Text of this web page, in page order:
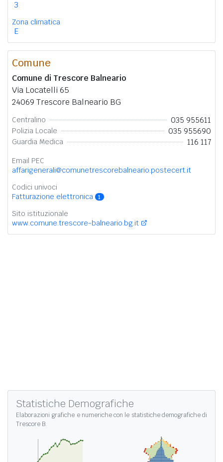
3
Zona climatica
E
Comune
Comune di Trescore Balneario
Via Locatelli 65
24069 Trescore Balneario BG
Centralino 035 955611
Polizia Locale 035 955690
Guardia Medica 116 117
Email PEC
affarigenerali@comunetrescorebalneario.postecert.it
Codici univoci
Fatturazione elettronica
1
Sito istituzionale
www.comune.trescore-balneario.bg.it
Statistiche Demografiche
Elaborazioni grafiche e numeriche con le statistiche demografiche di
Trescore B.